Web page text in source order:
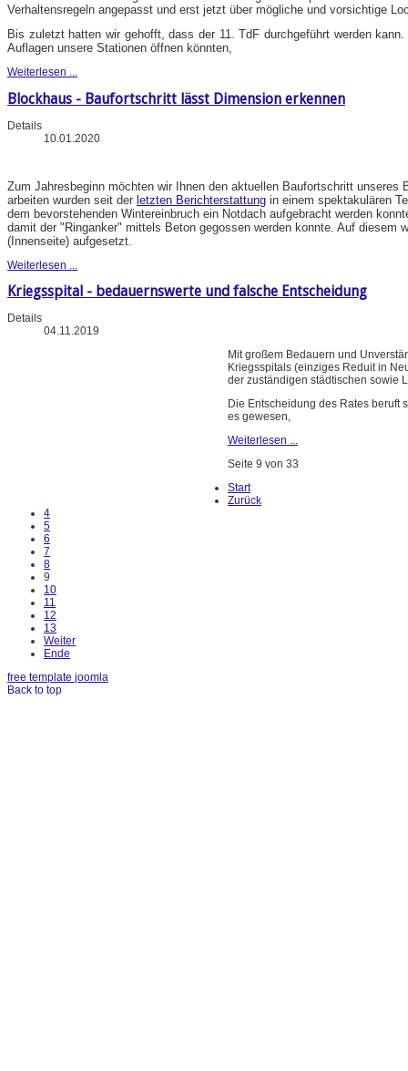
Verhaltensregeln angepasst und erst jetzt über mögliche und vorsichtige
Bis zuletzt hatten wir gehofft, dass der 11. TdF durchgeführt werden
Auflagen unsere Stationen öffnen könnten,
Weiterlesen ...
Blockhaus - Baufortschritt lässt Dimension erkennen
Details
10.01.2020
Zum Jahresbeginn möchten wir Ihnen den aktuellen Baufortschritt unseres
arbeiten wurden seit der letzten Berichterstattung in einem spektakulären
dem bevorstehenden Wintereinbruch ein Notdach aufgebracht werden
damit der "Ringanker" mittels Beton gegossen werden konnte. Auf
(Innenseite) aufgesetzt.
Weiterlesen ...
Kriegsspital - bedauernswerte und falsche Entscheidung
Details
04.11.2019
Mit großem Bedauern und
Kriegsspitals (einziges Reduit in
der zuständigen städtischen sowie
Die Entscheidung des Rates beruft
es gewesen,
Weiterlesen ...
Seite 9 von 33
Start
Zurück
4
5
6
7
8
9
10
11
12
13
Weiter
Ende
free template joomla
Back to top